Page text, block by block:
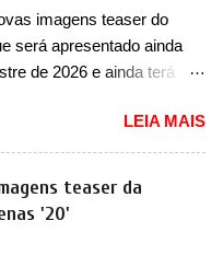
semestre. Na dianteira, o
mais quadrados e
...
no desenvolvimento
Huracán, o Dune nasce
ao que a marca
Junto com as
confirmou que o Dune será
Ao todo, serão
produzidas... para todo
imagens teaser do
será apresentado ainda
de 2026 e ainda terá
(abreviação de JIA)
imagem teaser que
Interceptor GTX, o
a marca no mercado.
apareceu em uma nova
ele aparece o para-
LEIA MAIS
teaser da
'20'